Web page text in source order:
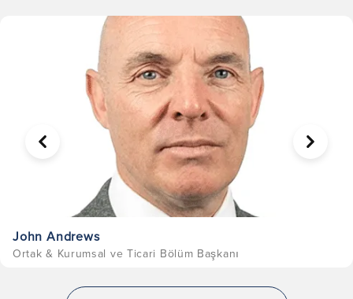
John Andrews
Ortak & Kurumsal ve Ticari Bölüm Başkanı
ÖNCEKI